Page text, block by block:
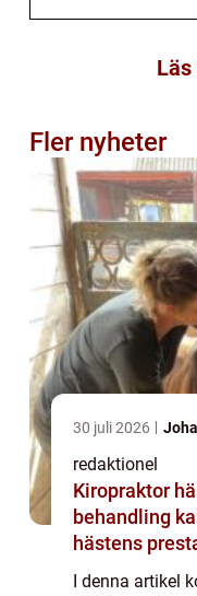
Fler nyheter
30 juli 2026
redaktionel
Kiropraktor häst när
behandling
hästens
I denna artikel